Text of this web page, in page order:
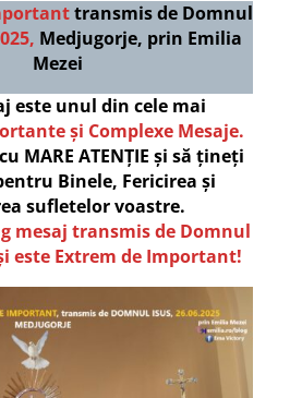
transmis de Domnul
Medjugorje, prin Emilia
Mezei
este unul din cele mai
și Complexe Mesaje.
MARE ATENȚIE și să țineți
Binele, Fericirea și
sufletelor voastre.
mesaj transmis de Domnul
este Extrem de Important!